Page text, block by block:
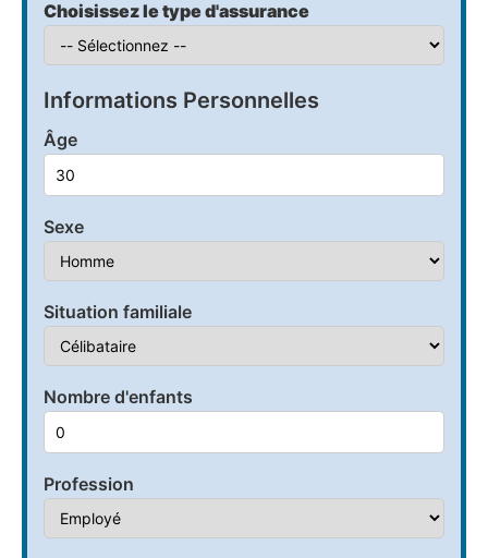
Choisissez le type d'assurance
Informations Personnelles
Âge
Sexe
Situation familiale
Nombre d'enfants
Profession